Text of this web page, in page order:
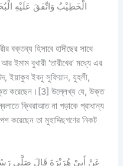
الْخَطِيْبُ وَاتَّفَقَ عَلَيْهِ
বক্তব্য হিসাবে হাদীছের সাথে
ইমাম বুখারী ‘তারীখের’ মধ্যে এর
ইয়াকুব ইবনু সুফিয়ান, যুহলী,
করেছেন।[3] উল্লেখ্য যে, উক্ত
ক্বিরাআত না পড়াকে প্রাধান্য
করেছেন তা মুহাদ্দিছগণের নিকট